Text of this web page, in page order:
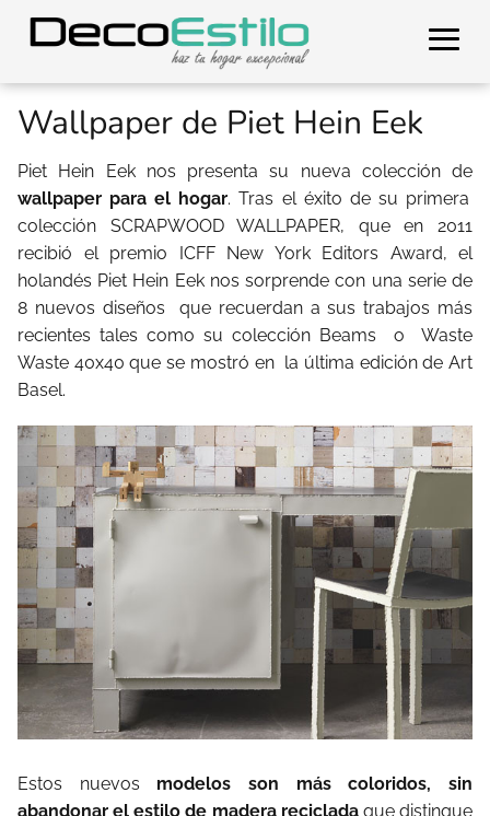
Wallpaper de Piet Hein Eek
Piet Hein Eek nos presenta su nueva colección de
wallpaper para el hogar. Tras el éxito de su primera
colección SCRAPWOOD WALLPAPER, que en 2011
recibió el premio ICFF New York Editors Award, el
holandés Piet Hein Eek nos sorprende con una serie de
8 nuevos diseños que recuerdan a sus trabajos más
recientes tales como su colección Beams o Waste
Waste 40x40 que se mostró en la última edición de Art
Basel.
Estos nuevos modelos son más coloridos, sin
abandonar el estilo de madera recicladaque distingue